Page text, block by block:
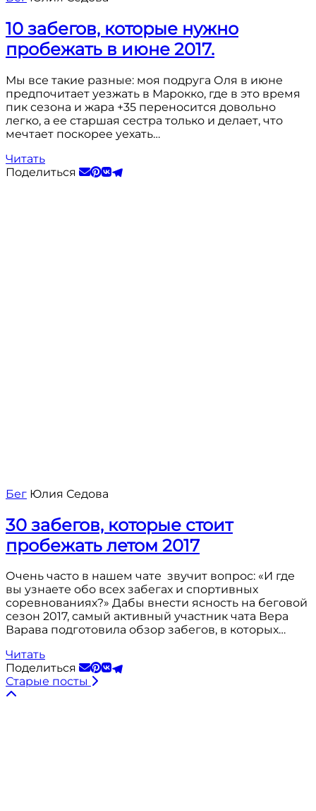
10 забегов, которые нужно
пробежать в июне 2017.
Мы все такие разные: моя подруга Оля в июне
предпочитает уезжать в Марокко, где в это время
пик сезона и жара +35 переносится довольно
легко, а ее старшая сестра только и делает, что
мечтает поскорее уехать…
Читать
Поделиться
Бег Юлия Седова
30 забегов, которые стоит
пробежать летом 2017
Очень часто в нашем чате звучит вопрос: «И где
вы узнаете обо всех забегах и спортивных
соревнованиях?» Дабы внести ясность на беговой
сезон 2017, самый активный участник чата Вера
Варава подготовила обзор забегов, в которых…
Читать
Поделиться
Старые посты